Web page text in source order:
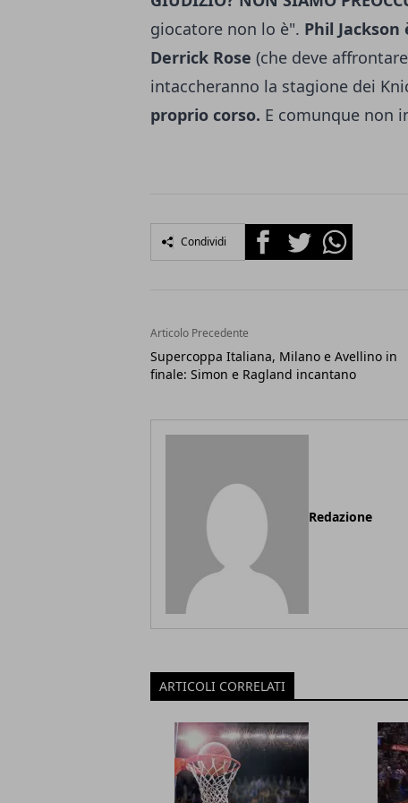
giocatore non lo è". Phil
Derrick Rose (che deve
intaccheranno la stagione dei
proprio corso. E comunque non
Condividi FacebookTwitterWhatsapp
Articolo Precedente
Supercoppa Italiana, Milano e Avellino in
finale: Simon e Ragland incantano
Redazione
ARTICOLI CORRELATI